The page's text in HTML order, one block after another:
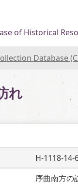
of Historical
Database
れ
H-1118-14-
序曲南方の